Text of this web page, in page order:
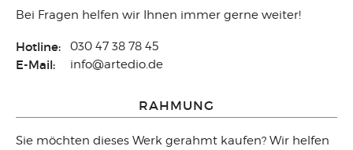
Bei Fragen helfen wir Ihnen immer gerne weiter!
Hotline: 030 47 38 78 45
E-Mail: info@artedio.de
RAHMUNG
Sie möchten dieses Werk gerahmt kaufen? Wir helfen